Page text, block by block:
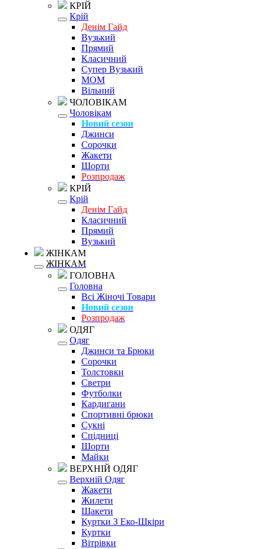
КРІЙ
Крій
Денім Гайд
Вузький
Прямий
Класичний
Супер Вузький
MOM
Вільний
ЧОЛОВІКАМ
Чоловікам
Новий сезон
Джинси
Сорочки
Жакети
Шорти
Розпродаж
КРІЙ
Крій
Денім Гайд
Класичний
Прямий
Вузький
ЖІНКАМ
ЖІНКАМ
ГОЛОВНА
Головна
Всі Жіночі Товари
Новий сезон
Розпродаж
ОДЯГ
Одяг
Джинси та Брюки
Сорочки
Толстовки
Светри
Футболки
Кардигани
Спортивні брюки
Сукні
Спідниці
Шорти
Майки
ВЕРХНІЙ ОДЯГ
Верхній Одяг
Жакети
Жилети
Шакети
Куртки З Еко-Шкіри
Куртки
Вітрівки